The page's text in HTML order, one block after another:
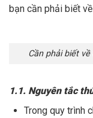
bạn cần phải biết
Cần phải biết
1.1. Nguyên tắc
Trong quy trình